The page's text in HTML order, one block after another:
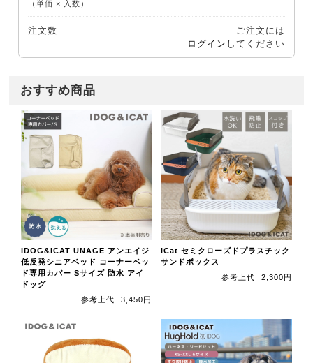
（単価 × 入数）
注文数
ご注文には
ログイン してください
おすすめ商品
IDOG&ICAT UNAGE アンエイジ
低反発シニアベッド コーナーベッ
ド専用カバー Sサイズ 防水 アイ
ドッグ
参考上代
3,450円
iCat セミクローズドプラスチック
サンドボックス
参考上代
2,300円